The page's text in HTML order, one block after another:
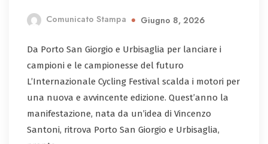
Comunicato Stampa Giugno 8, 2026
Da Porto San Giorgio e Urbisaglia per lanciare i
campioni e le campionesse del futuro
L’Internazionale Cycling Festival scalda i motori per
una nuova e avvincente edizione. Quest’anno la
manifestazione, nata da un’idea di Vincenzo
Santoni, ritrova Porto San Giorgio e Urbisaglia,